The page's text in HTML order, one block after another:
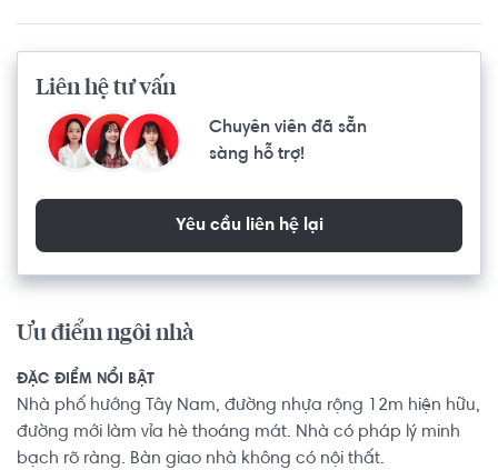
Liên hệ tư vấn
Chuyên viên đã sẵn
sàng hỗ trợ!
Yêu cầu liên hệ lại
Ưu điểm ngôi nhà
ĐẶC ĐIỂM NỔI BẬT
Nhà phố hướng Tây Nam, đường nhựa rộng 12m hiện hữu,
đường mới làm vỉa hè thoáng mát. Nhà có pháp lý minh
bạch rõ ràng. Bàn giao nhà không có nội thất.